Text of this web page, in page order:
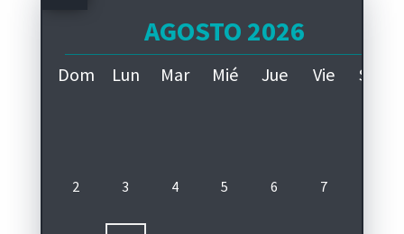
AGOSTO 2026
Dom Lun Mar Mié Jue Vie Sáb
2 3 4 5 6 7